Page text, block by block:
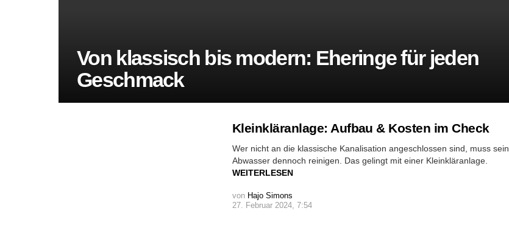
Von klassisch bis modern: Eheringe für jeden
Geschmack
Kleinkläranlage: Aufbau & Kosten im Check
Wer nicht an die klassische Kanalisation angeschlossen sind, muss sein
Abwasser dennoch reinigen. Das gelingt mit einer Kleinkläranlage.
WEITERLESEN
von Hajo Simons
27. Februar 2024, 7:54